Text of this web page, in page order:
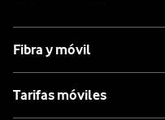
Fibra y móvil
Tarifas móviles